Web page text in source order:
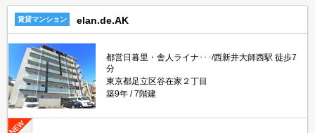
賃貸マンション elan.de.AK
都営日暮里・舎人ライナ･･･/西新井大師西駅 徒歩7
分
東京都足立区谷在家２丁目
築9年
7階建